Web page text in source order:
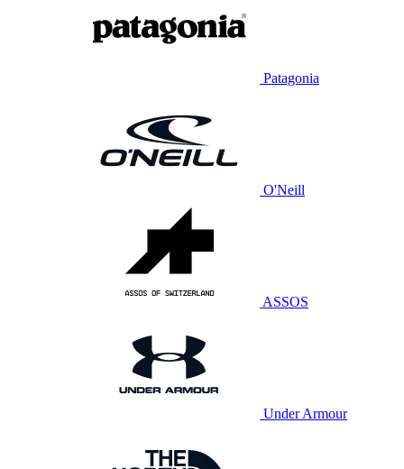
Patagonia
O'Neill
ASSOS
Under Armour